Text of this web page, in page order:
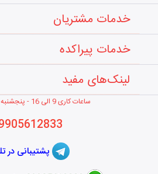
خدمات مشتریان
خدمات پیراکده
لینک‌های مفید
ساعات کاری 9 الی 16 - پنجشنبه 9 الی 12
پشتیبانی در